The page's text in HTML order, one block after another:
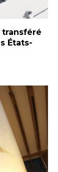
transféré
États-